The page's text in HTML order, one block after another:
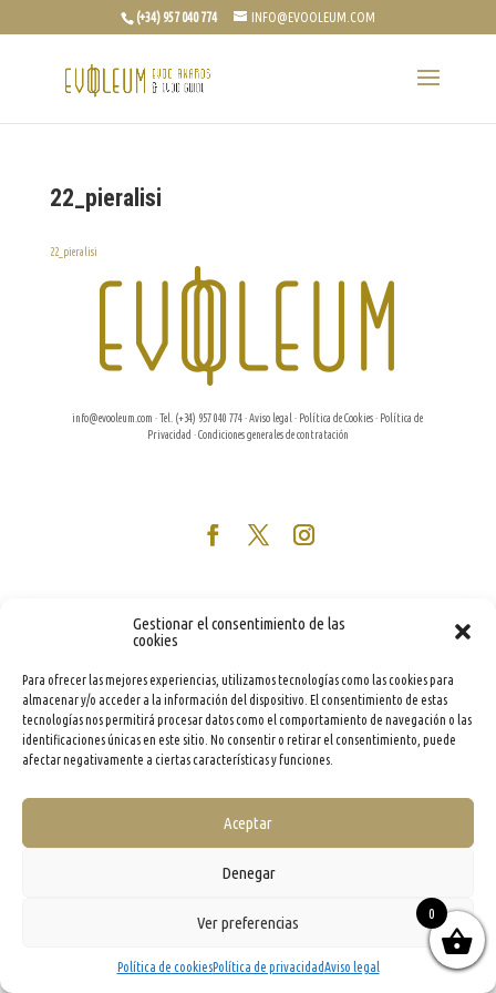
Gestionar el consentimiento de las
cookies
Para ofrecer las mejores experiencias, utilizamos tecnologías como las cookies para
almacenar y/o acceder a la información del dispositivo. El consentimiento de estas
tecnologías nos permitirá procesar datos como el comportamiento de navegación o las
identificaciones únicas en este sitio. No consentir o retirar el consentimiento, puede
afectar negativamente a ciertas características y funciones.
Aceptar
Denegar
Ver preferencias
Política de cookiesPolítica de privacidadAviso legal
(+34) 957 040 774 INFO@EVOOLEUM.COM
22_pieralisi
22_pieralisi
info@evooleum.com · Tel. (+34) 957 040 774 ·Aviso legal · Política de Cookies· Política de
Privacidad ·Condiciones generales de contratación
0